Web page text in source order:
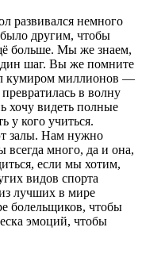
развивался немного
другим, чтобы
больше. Мы же знаем,
шаг. Вы же помните
кумиром миллионов —
в волну
хочу видеть полные
у кого учиться.
залы. Нам нужно
всегда много, да и она,
если мы хотим,
видов спорта
лучших в мире
болельщиков, чтобы
эмоций, чтобы